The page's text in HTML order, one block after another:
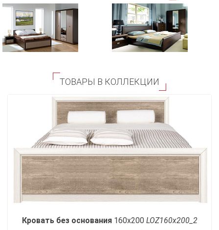
ТОВАРЫ В КОЛЛЕКЦИИ
Кровать без основания160x200 LOZ160х200_2